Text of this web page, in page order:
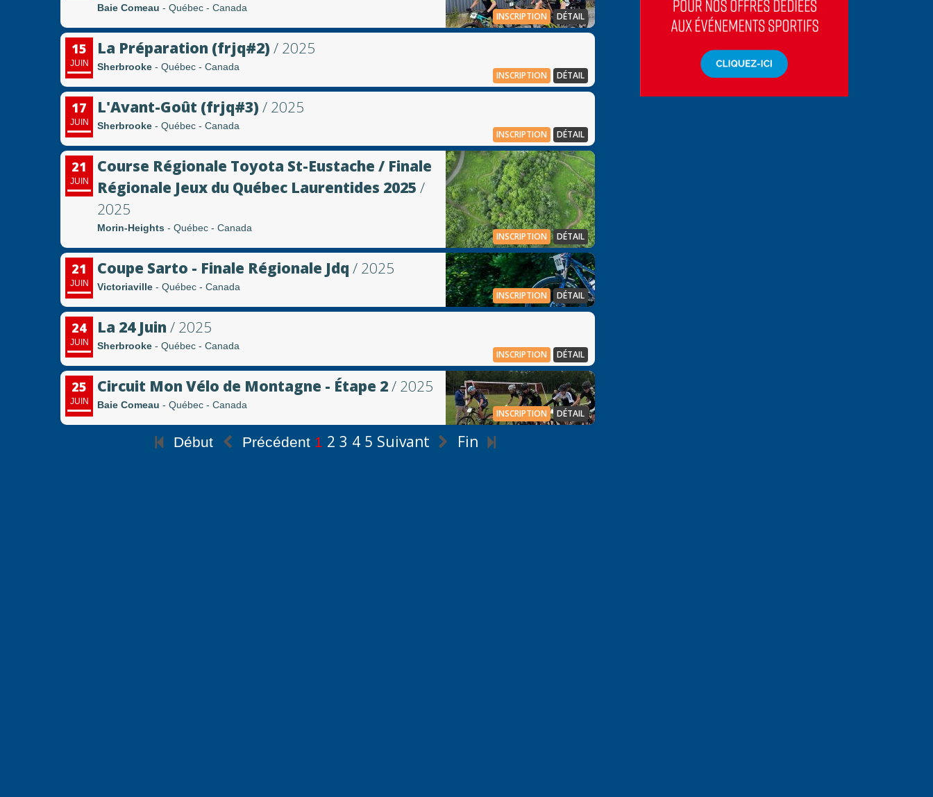
Baie Comeau - Québec - Canada
INSCRIPTION DÉTAIL
15
JUIN
La Préparation (frjq#2) / 2025
Sherbrooke - Québec - Canada
INSCRIPTION DÉTAIL
17
JUIN
L'Avant-Goût (frjq#3) / 2025
Sherbrooke - Québec - Canada
INSCRIPTION DÉTAIL
21
JUIN
Course Régionale Toyota St-Eustache / Finale
Régionale Jeux du Québec Laurentides 2025 /
2025
Morin-Heights - Québec - Canada
INSCRIPTION DÉTAIL
21
JUIN
Coupe Sarto - Finale Régionale Jdq / 2025
Victoriaville - Québec - Canada
INSCRIPTION DÉTAIL
24
JUIN
La 24 Juin / 2025
Sherbrooke - Québec - Canada
INSCRIPTION DÉTAIL
25
JUIN
Circuit Mon Vélo de Montagne - Étape 2/ 2025
Baie Comeau - Québec - Canada
INSCRIPTION DÉTAIL
Début Précédent 1 2 3 4 5 Suivant Fin